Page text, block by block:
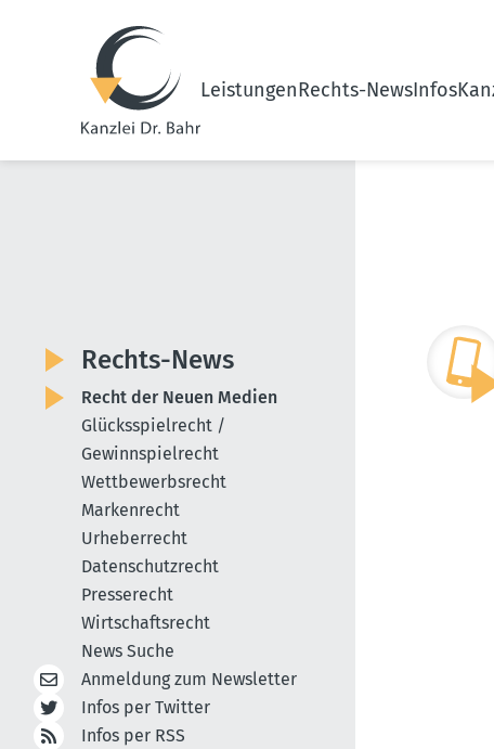
LeistungenRechts-NewsInfos
Rechts-News
Recht der Neuen Medien
Glücksspielrecht /
Gewinnspielrecht
Wettbewerbsrecht
Markenrecht
Urheberrecht
Datenschutzrecht
Presserecht
Wirtschaftsrecht
News Suche
Anmeldung zum Newsletter
Infos per Twitter
Infos per RSS